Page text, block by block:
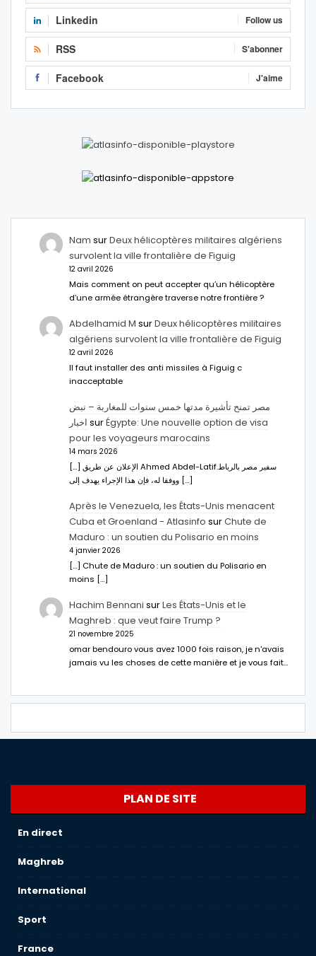
Linkedin Follow us
RSS S'abonner
Facebook J'aime
Nam surDeux hélicoptères militaires algériens
survolent la ville frontalière de Figuig
12 avril 2026
Mais comment on peut accepter qu’un hélicoptère
d’une armée étrangère traverse notre frontière ?
Abdelhamid M surDeux hélicoptères militaires
algériens survolent la ville frontalière de Figuig
12 avril 2026
Il faut installer des anti missiles à Figuig c
inacceptable
مصر تمنح تأشيرة مدتها خمس سنوات للمغاربة – نبض
اخبار surÉgypte: Une nouvelle option de visa
pour les voyageurs marocains
14 mars 2026
[…] الإعلان عن طريق Ahmed Abdel-Latifسفير مصر بالرباط.
ووفقا له، فإن هذا الإجراء يهدف إلى […]
Après le Venezuela, les États-Unis menacent
Cuba et Groenland - Atlasinfo surChute de
Maduro : un soutien du Polisario en moins
4 janvier 2026
[…] Chute de Maduro : un soutien du Polisario en
moins […]
Hachim Bennani surLes États-Unis et le
Maghreb : que veut faire Trump ?
21 novembre 2025
omar bendouro vous avez 1000 fois raison, je n'avais
jamais vu les choses de cette manière et je vous fait…
PLAN DE SITE
En direct
Maghreb
International
Sport
France